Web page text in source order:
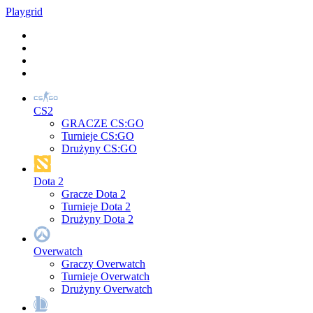
Playgrid
CS2
GRACZE CS:GO
Turnieje CS:GO
Drużyny CS:GO
Dota 2
Gracze Dota 2
Turnieje Dota 2
Drużyny Dota 2
Overwatch
Graczy Overwatch
Turnieje Overwatch
Drużyny Overwatch